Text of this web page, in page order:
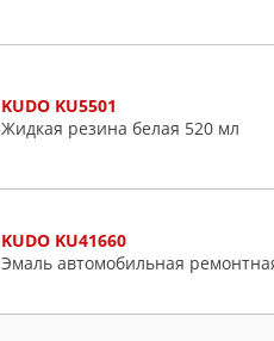
KUDO KU5501
Жидкая резина белая 520 мл
KUDO KU41660
Эмаль автомобильная